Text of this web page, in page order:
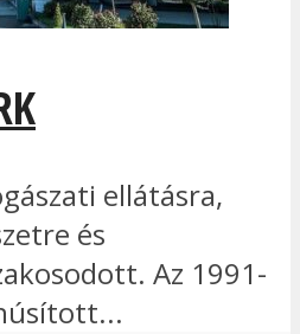
ellátásra,
és
Az 1991-